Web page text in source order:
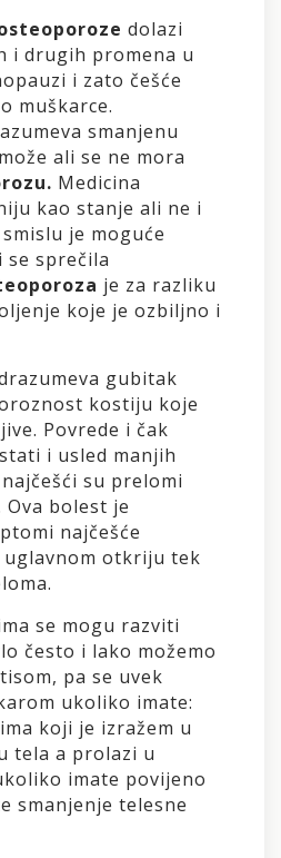
dolazi
i drugih promena u
i zato češće
muškarce.
smanjenu
ali se ne mora
Medicina
kao stanje ali ne i
je moguće
se sprečila
je za razliku
koje je ozbiljno i
gubitak
kostiju koje
Povrede i čak
i usled manjih
su prelomi
bolest je
najčešće
otkriju tek
se mogu razviti
često i lako možemo
pa se uvek
ukoliko imate:
koji je izražem u
tela a prolazi u
imate povijeno
smanjenje telesne